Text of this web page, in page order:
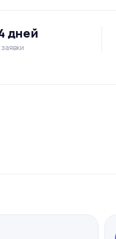
дней